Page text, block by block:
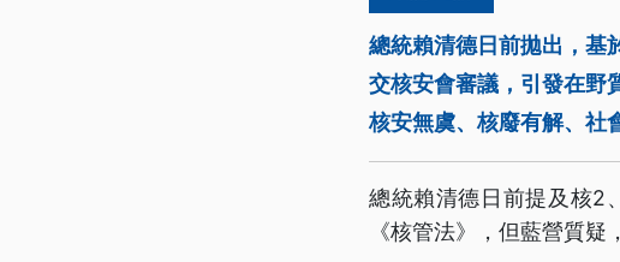
總統賴清德日前拋出，基
交核安會審議，引發在野
核安無虞、核廢有解、社
總統賴清德日前提及核2
《核管法》，但藍營質